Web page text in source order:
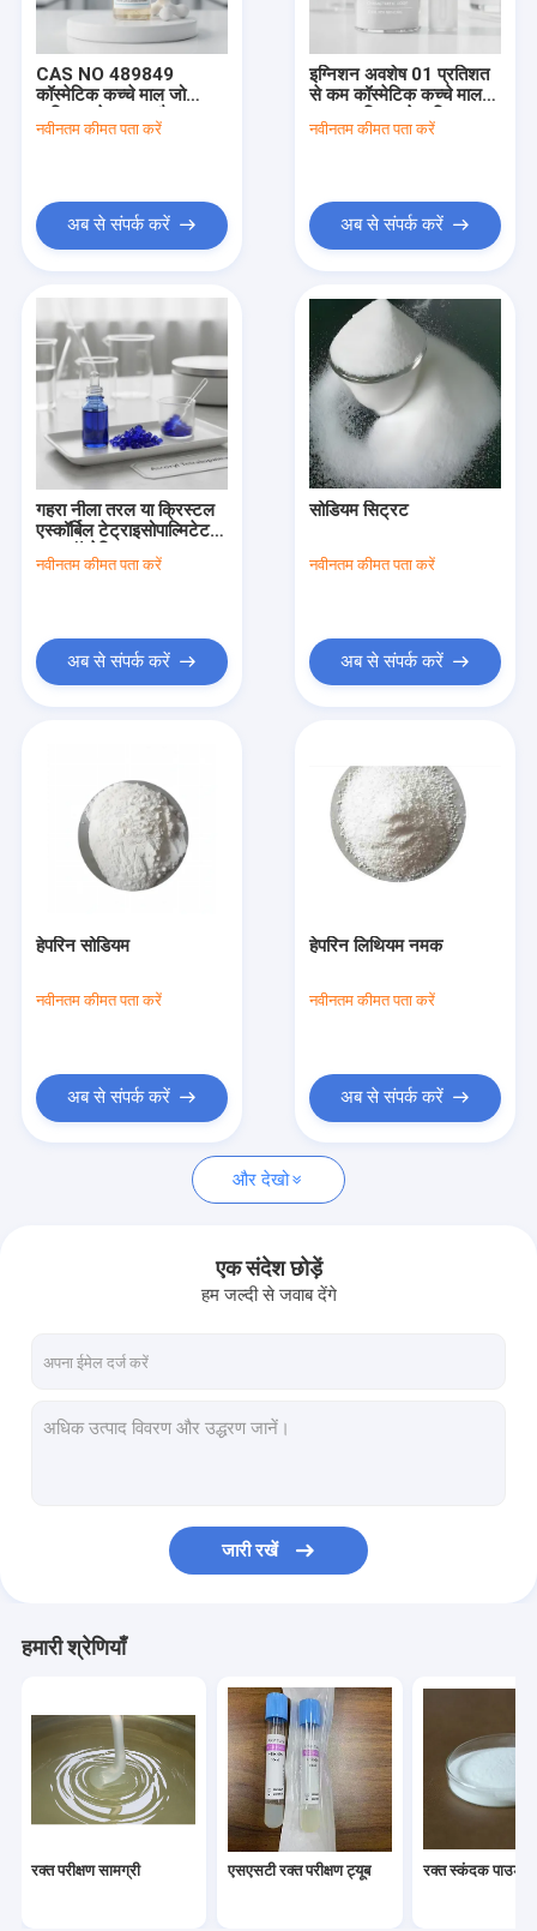
हमारे बारे में
फैक्टरी यात्रा
एसएसटी रक्त परीक्षण ट्यूब
उपभोग्य चिकित्सा सामग्री
CAS NO 489849
कॉस्मेटिक कच्चे माल जो
व्यक्तिगत देखभाल और
कॉस्मेटिक फॉर्मूलेशन में विशिष्ट
नवीनतम कीमत पता करें
अब से संपर्क करें
इग्निशन अवशेष 01 प्रतिशत
से कम कॉस्मेटिक कच्चे माल
995 प्रतिशत से अधिक शुद्धता
और विशेषता गंध त्वचा देखभाल
नवीनतम कीमत पता करें
अब से संपर्क करें
गहरा नीला तरल या क्रिस्टल
एस्कॉर्बिल टेट्राइसोपाल्मिटेट
शुद्ध कॉस्मेटिक घटक त्वचा
देखभाल निर्माण कच्चा माल
नवीनतम कीमत पता करें
अब से संपर्क करें
सोडियम सिट्रट
नवीनतम कीमत पता करें
अब से संपर्क करें
हेपरिन सोडियम
नवीनतम कीमत पता करें
अब से संपर्क करें
हेपरिन लिथियम नमक
नवीनतम कीमत पता करें
अब से संपर्क करें
और देखो
एक संदेश छोड़ें
हम जल्दी से जवाब देंगे
जारी रखें
हमारी श्रेणियाँ
रक्त परीक्षण सामग्री एसएसटी रक्त परीक्षण ट्यूब रक्त स्कंदक पाउडर